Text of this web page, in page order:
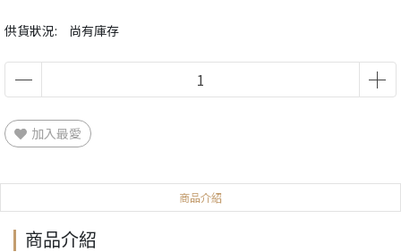
供貨狀況: 尚有庫存
加入最愛
商品介紹
商品介紹